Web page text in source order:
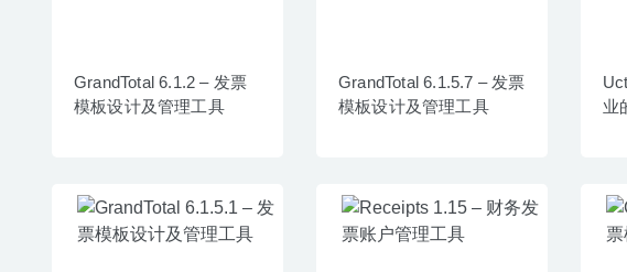
GrandTotal 6.1.2 – 发票
模板设计及管理工具
GrandTotal 6.1.5.7 – 发票
模板设计及管理工具
业